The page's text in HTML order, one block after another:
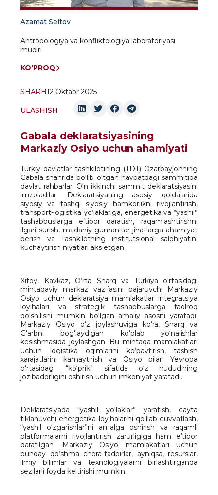
Azamat Seitov
Antropologiya va konfliktologiya laboratoriyasi
mudiri
KO'PROQ
SHARH12 Oktabr 2025
ULASHISH
Gabala deklaratsiyasining
Markaziy Osiyo uchun ahamiyati
Turkiy davlatlar tashkilotining (TDT) Ozarbayjonning
Gabala shahrida bo‘lib o‘tgan navbatdagi sammitida
davlat rahbarlari O‘n ikkinchi sammit deklaratsiyasini
imzoladilar. Deklaratsiyaning asosiy qoidalarida
siyosiy va tashqi siyosiy hamkorlikni rivojlantirish,
transport-logistika yo‘laklariga, energetika va “yashil”
tashabbuslarga e’tibor qaratish, raqamlashtirishni
ilgari surish, madaniy-gumanitar jihatlarga ahamiyat
berish va Tashkilotning institutsional salohiyatini
kuchaytirish niyatlari aks etgan.
Xitoy, Kavkaz, O‘rta Sharq va Turkiya o‘rtasidagi
mintaqaviy markaz vazifasini bajaruvchi Markaziy
Osiyo uchun deklaratsiya mamlakatlar integratsiya
loyihalari va strategik tashabbuslarga faolroq
qo‘shilishi mumkin bo‘lgan amaliy asosni yaratadi.
Markaziy Osiyo o‘z joylashuviga ko‘ra, Sharq va
G‘arbni bog‘laydigan ko‘plab yo‘nalishlar
kesishmasida joylashgan. Bu mintaqa mamlakatlari
uchun logistika oqimlarini ko‘paytirish, tashish
xarajatlarini kamaytirish va Osiyo bilan Yevropa
o‘rtasidagi “ko‘prik” sifatida o‘z hududining
jozibadorligini oshirish uchun imkoniyat yaratadi.
Deklaratsiyada “yashil yo‘laklar” yaratish, qayta
tiklanuvchi energetika loyihalarini qo‘llab-quvvatlash,
“yashil o‘zgarishlar”ni amalga oshirish va raqamli
platformalarni rivojlantirish zarurligiga ham e’tibor
qaratilgan. Markaziy Osiyo mamlakatlari uchun
bunday qo‘shma chora-tadbirlar, ayniqsa, resurslar,
ilmiy bilimlar va texnologiyalarni birlashtirganda
sezilarli foyda keltirishi mumkin.